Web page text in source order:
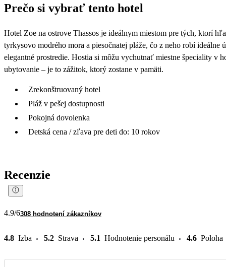
Prečo si vybrať tento hotel
Hotel Zoe na ostrove Thassos je ideálnym miestom pre tých, ktorí
tyrkysovo modrého mora a piesočnatej pláže, čo z neho robí
elegantné prostredie. Hostia si môžu vychutnať miestne špeciality
ubytovanie – je to zážitok, ktorý zostane v pamäti.
Zrekonštruovaný hotel
Pláž v pešej dostupnosti
Pokojná dovolenka
Detská cena / zľava pre deti do: 10 rokov
Recenzie
4.9/6308 hodnotení zákazníkov
4.8 Izba 5.2 Strava 5.1 Hodnotenie personálu 4.6 Poloha